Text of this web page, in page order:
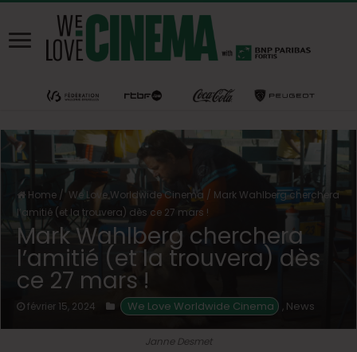
Home / We Love Worldwide Cinema / Mark Wahlberg cherchera
l’amitié (et la trouvera) dès ce 27 mars !
Mark Wahlberg cherchera
l’amitié (et la trouvera) dès
ce 27 mars !
février 15, 2024 We Love Worldwide Cinema , News
Janne Desmet